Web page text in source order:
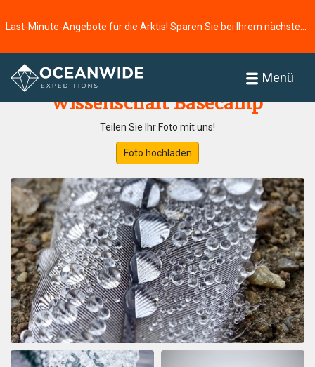
Menü
Startseite
Wissenschaft Basecamp
Teilen Sie Ihr Foto mit uns!
Foto hochladen